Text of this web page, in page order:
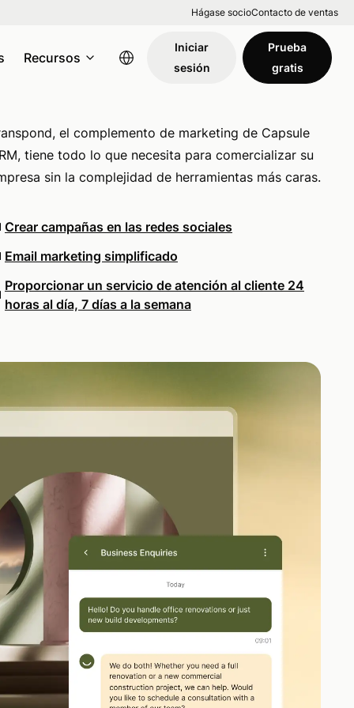
Hágase socioContacto de ventas
Recursos
Iniciar
sesión
Prueba
gratis
el complemento de marketing de Capsule
tiene todo lo que necesita para comercializar su
sin la complejidad de herramientas más caras.
Crear campañas en las redes sociales
Email marketing simplificado
Proporcionar un servicio de atención al cliente 24
horas al día, 7 días a la semana